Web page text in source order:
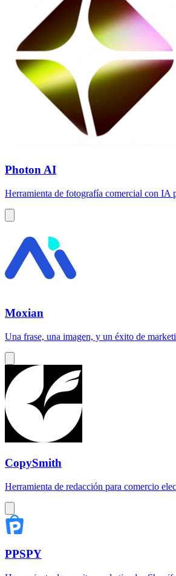
Photon AI
Herramienta de fotografía comercial con IA
Moxian
Una frase, una imagen, y un éxito de
CopySmith
Herramienta de redacción para comercio
PPSPY